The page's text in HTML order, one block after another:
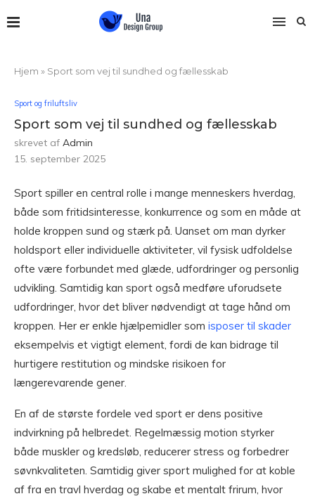
Hjem » Sport som vej til sundhed og fællesskab
Sport og friluftsliv
Sport som vej til sundhed og fællesskab
skrevet af Admin
15. september 2025
Sport spiller en central rolle i mange menneskers hverdag,
både som fritidsinteresse, konkurrence og som en måde at
holde kroppen sund og stærk på. Uanset om man dyrker
holdsport eller individuelle aktiviteter, vil fysisk udfoldelse
ofte være forbundet med glæde, udfordringer og personlig
udvikling. Samtidig kan sport også medføre uforudsete
udfordringer, hvor det bliver nødvendigt at tage hånd om
kroppen. Her er enkle hjælpemidler som isposer til skader
eksempelvis et vigtigt element, fordi de kan bidrage til
hurtigere restitution og mindske risikoen for
længerevarende gener.
En af de største fordele ved sport er dens positive
indvirkning på helbredet. Regelmæssig motion styrker
både muskler og kredsløb, reducerer stress og forbedrer
søvnkvaliteten. Samtidig giver sport mulighed for at koble
af fra en travl hverdag og skabe et mentalt frirum, hvor